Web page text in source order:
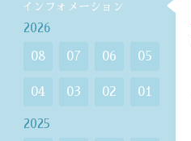
インフォメーション
2026
08 07 06 05
04 03 02 01
2025